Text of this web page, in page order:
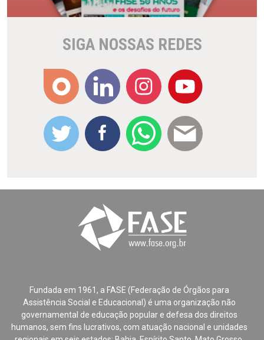
SIGA NOSSAS REDES
Fundada em 1961, a FASE (Federação de Órgãos para
Assistência Social e Educacional) é uma organização não
governamental de educação popular e defesa dos direitos
humanos, sem fins lucrativos, com atuação nacional e unidades